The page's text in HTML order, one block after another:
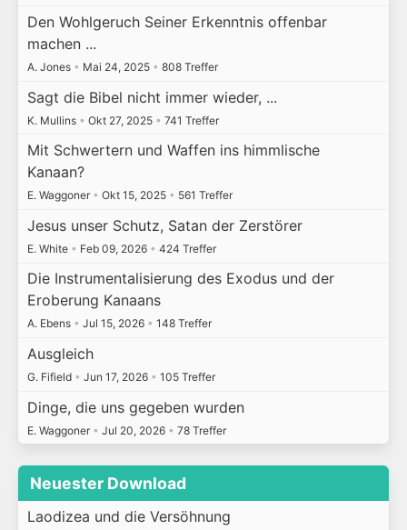
Den Wohlgeruch Seiner Erkenntnis offenbar
machen ...
A. Jones • Mai 24, 2025 • 808 Treffer
Sagt die Bibel nicht immer wieder, ...
K. Mullins • Okt 27, 2025 • 741 Treffer
Mit Schwertern und Waffen ins himmlische
Kanaan?
E. Waggoner • Okt 15, 2025 • 561 Treffer
Jesus unser Schutz, Satan der Zerstörer
E. White • Feb 09, 2026 • 424 Treffer
Die Instrumentalisierung des Exodus und der
Eroberung Kanaans
A. Ebens • Jul 15, 2026 • 148 Treffer
Ausgleich
G. Fifield • Jun 17, 2026 • 105 Treffer
Dinge, die uns gegeben wurden
E. Waggoner • Jul 20, 2026 • 78 Treffer
Neuester Download
Laodizea und die Versöhnung